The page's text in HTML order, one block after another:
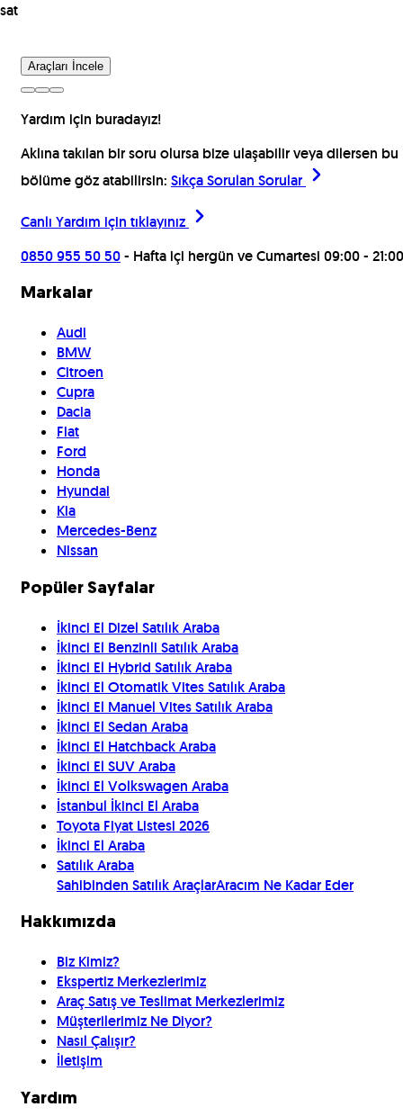
Araçları İncele
Yardım için buradayız!
Aklına takılan bir soru olursa bize ulaşabilir veya dilersen bu
bölüme göz atabilirsin: Sıkça Sorulan Sorular
Canlı Yardım için tıklayınız
0850 955 50 50- Hafta içi hergün ve Cumartesi 09:00 - 21:00
Markalar
Audi
BMW
Citroen
Cupra
Dacia
Fiat
Ford
Honda
Hyundai
Kia
Mercedes-Benz
Nissan
Popüler Sayfalar
İkinci El Dizel Satılık Araba
İkinci El Benzinli Satılık Araba
İkinci El Hybrid Satılık Araba
İkinci El Otomatik Vites Satılık Araba
İkinci El Manuel Vites Satılık Araba
İkinci El Sedan Araba
İkinci El Hatchback Araba
İkinci El SUV Araba
İkinci El Volkswagen Araba
İstanbul İkinci El Araba
Toyota Fiyat Listesi 2026
İkinci El Araba
Satılık Araba
Sahibinden Satılık AraçlarAracım Ne Kadar Eder
Hakkımızda
Biz Kimiz?
Ekspertiz Merkezlerimiz
Araç Satış ve Teslimat Merkezlerimiz
Müşterilerimiz Ne Diyor?
Nasıl Çalışır?
İletişim
Yardım